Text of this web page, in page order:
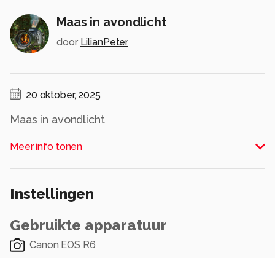
Maas in avondlicht
door LilianPeter
20 oktober, 2025
Maas in avondlicht
Alle rechten voorbehouden
Meer info tonen
Instellingen
Gebruikte apparatuur
Canon EOS R6